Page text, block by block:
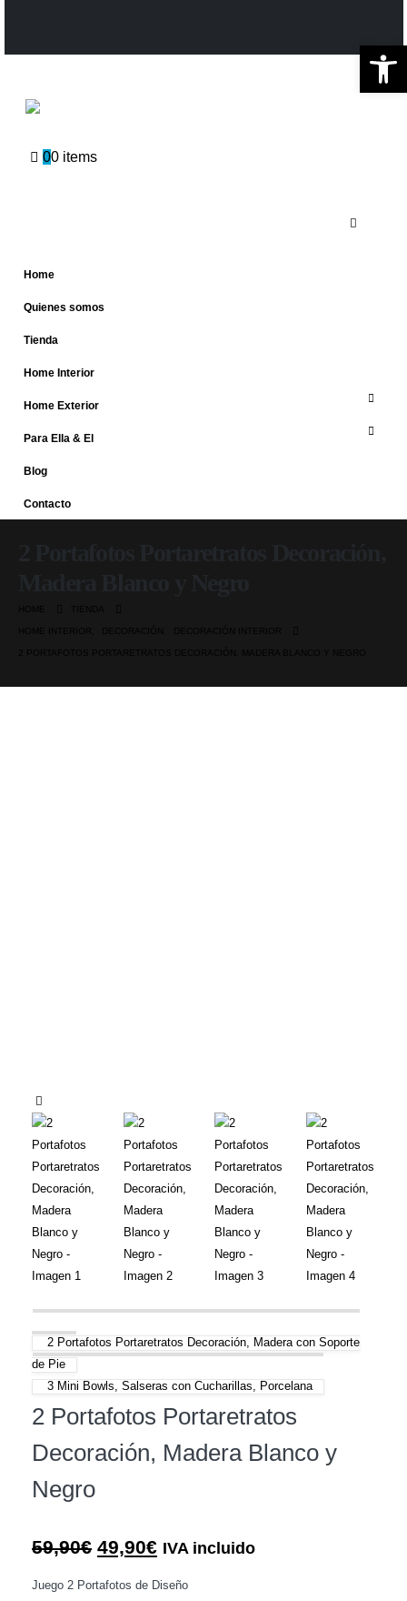
00 items
Home
Quienes somos
Tienda
Home Interior
Home Exterior
Para Ella & El
Blog
Contacto
2 Portafotos Portaretratos Decoración, Madera con Soporte
de Pie
3 Mini Bowls, Salseras con Cucharillas, Porcelana
2 Portafotos Portaretratos
Decoración, Madera Blanco y
Negro
59,90€ El
original
49,90€El
actual
IVA incluido
Juego 2 Portafotos de Diseño